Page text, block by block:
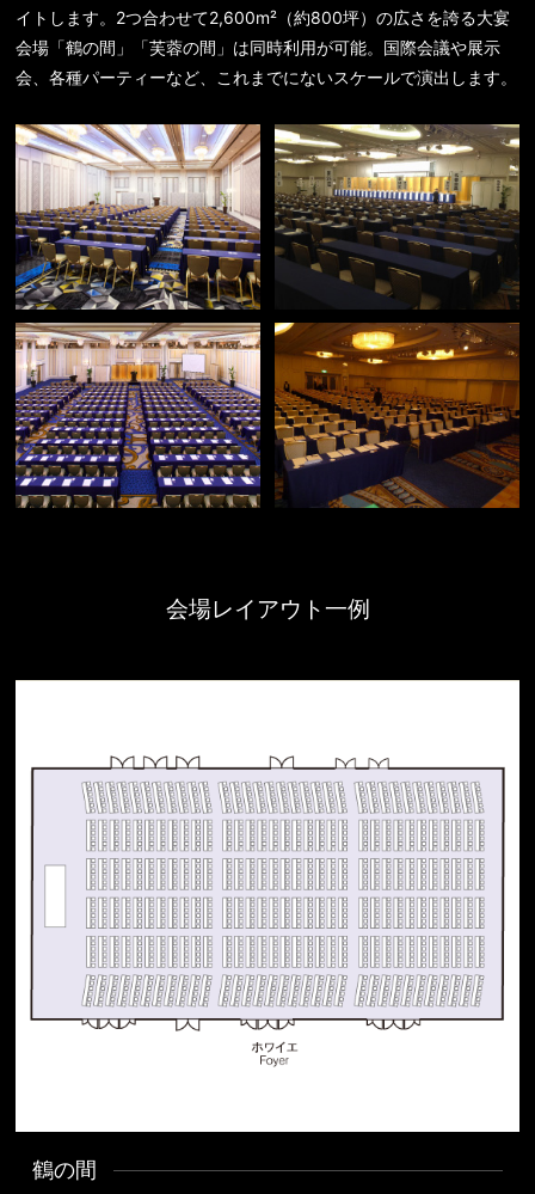
イトします。2つ合わせて2,600m²（約800坪）の広さを誇る大宴
会場「鶴の間」「芙蓉の間」は同時利用が可能。国際会議や展示
会、各種パーティーなど、これまでにないスケールで演出します。
会場レイアウト一例
鶴の間